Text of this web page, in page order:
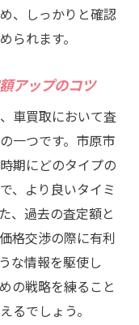
、しっかりと確認
られます。
アップのコツ
車買取において査
一つです。市原市
期にどのタイプの
、より良いタイミ
、過去の査定額と
格交渉の際に有利
な情報を駆使し
の戦略を練ること
るでしょう。